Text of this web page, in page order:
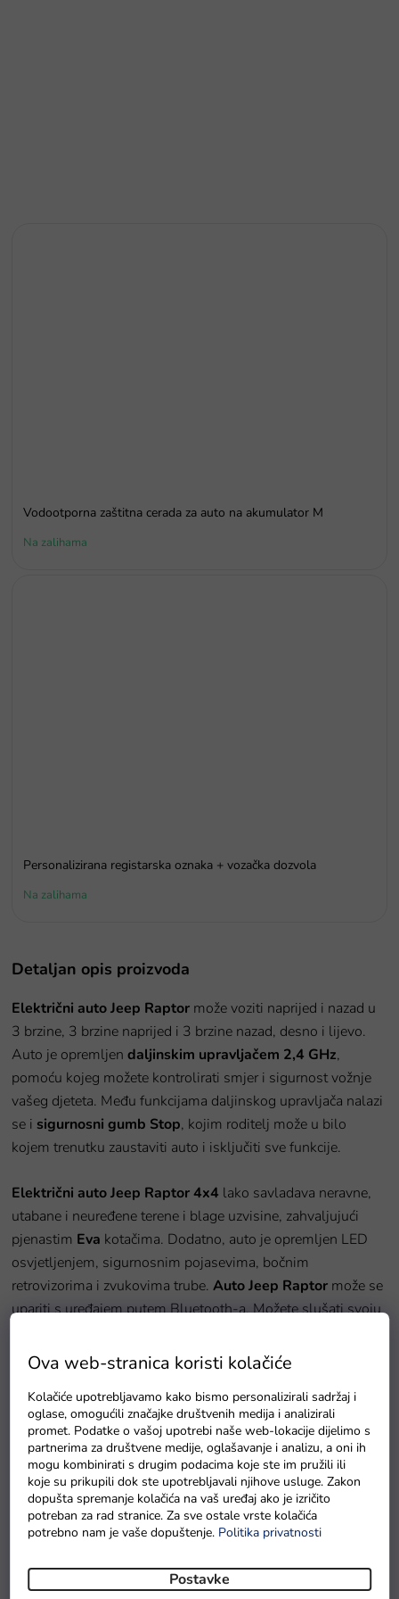
Ova web-stranica koristi kolačiće
Kolačiće upotrebljavamo kako bismo personalizirali sadržaj i
oglase, omogućili značajke društvenih medija i analizirali
promet. Podatke o vašoj upotrebi naše web-lokacije dijelimo s
partnerima za društvene medije, oglašavanje i analizu, a oni ih
mogu kombinirati s drugim podacima koje ste im pružili ili
koje su prikupili dok ste upotrebljavali njihove usluge. Zakon
dopušta spremanje kolačića na vaš uređaj ako je izričito
potreban za rad stranice. Za sve ostale vrste kolačića
potrebno nam je vaše dopuštenje. Politika privatnosti
Postavke
Vodootporna zaštitna cerada za auto na akumulator M
Na zalihama
Personalizirana registarska oznaka + vozačka dozvola
Na zalihama
Detaljan opis proizvoda
Električni auto Jeep Raptor može voziti naprijed i nazad u
3 brzine, 3 brzine naprijed i 3 brzine nazad, desno i lijevo.
Auto je opremljen daljinskim upravljačem 2,4 GHz,
pomoću kojeg možete kontrolirati smjer i sigurnost vožnje
vašeg djeteta. Među funkcijama daljinskog upravljača nalazi
se i sigurnosni gumb Stop, kojim roditelj može u bilo
kojem trenutku zaustaviti auto i isključiti sve funkcije.
Električni auto Jeep Raptor 4x4 lako savladava neravne,
utabane i neuređene terene i blage uzvisine, zahvaljujući
pjenastim Eva kotačima. Dodatno, auto je opremljen LED
osvjetljenjem, sigurnosnim pojasevima, bočnim
retrovizorima i zvukovima trube. Auto Jeep Raptor može se
upariti s uređajem putem Bluetooth-a. Možete slušati svoju
roditelje. Ponosno se diči snažnim električnim motorom
45 Wi moćnombaterijom 12V 10Ah. Električni auto
dimenzijama je prilagođen djeciod 3 do 5 godina.
Daljinsko upravljanje:
3 brzine
vožnja naprijed, nazad, lijevo, desno